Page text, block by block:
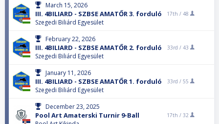
March 15, 2026
III. 4BILIARD - SZBSE AMATŐR 3. forduló
Szegedi Biliárd Egyesület
17th / 48
February 22, 2026
III. 4BILIARD - SZBSE AMATŐR 2. forduló
Szegedi Biliárd Egyesület
33rd / 43
January 11, 2026
III. 4BILIARD - SZBSE AMATŐR 1. forduló
Szegedi Biliárd Egyesület
33rd / 55
December 23, 2025
Pool Art Amaterski Turnir 9-Ball 17th / 32